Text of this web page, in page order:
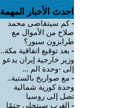
احدث الأخبار المهمة
-كم سيتقاضى محمد
صلاح من الأموال مع
طرابزون سبور؟
- بعد توقيع اتفاقية مكة..
وزير خارجية إيران يدعو
إلى -وحدة الم ...
- مع صواريخ بالستية..
وحدة كورية شمالية
تصل إلى روسيا
- الغرب سيتخلى حتمًا